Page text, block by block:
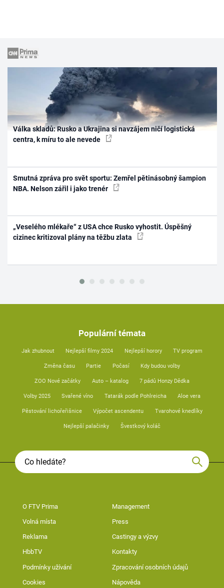
Válka skladů: Rusko a Ukrajina si navzájem ničí logistická
centra, k míru to ale nevede
Smutná zpráva pro svět sportu: Zemřel pětinásobný šampion
NBA. Nelson zářil i jako trenér
„Veselého mlékaře“ z USA chce Rusko vyhostit. Úspěšný
cizinec kritizoval plány na těžbu zlata
Populární témata
Jak zhubnout Nejlepší filmy 2024 Nejlepší horory TV program
Změna času Partie Počasí Kdy budou volby
ZOO Nové začátky Auto – katalog 7 pádů Honzy Dědka
Volby 2025 Svařené víno Tatarák podle Pohlreicha Aloe vera
Pěstování lichořeřišnice Výpočet ascendentu Tvarohové knedlíky
Nejlepší palačinky Švestkový koláč
O FTV Prima Management
Volná místa Press
Reklama Castingy a výzvy
HbbTV Kontakty
Podmínky užívání Zpracování osobních údajů
Cookies Nápověda